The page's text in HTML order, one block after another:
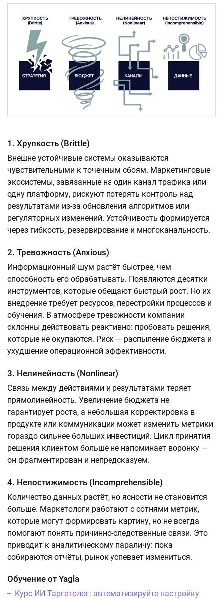
1. Хрупкость (Brittle)
Внешне устойчивые системы оказываются
чувствительными к точечным сбоям. Маркетинговые
экосистемы, завязанные на один канал трафика или
одну платформу, рискуют потерять контроль над
результатами из-за обновления алгоритмов или
регуляторных изменений. Устойчивость формируется
через гибкость, резервирование и многоканальность.
2. Тревожность (Anxious)
Информационный шум растёт быстрее, чем
способность его обрабатывать. Появляются десятки
инструментов, которые обещают быстрый рост. Но их
внедрение требует ресурсов, перестройки процессов и
обучения. В атмосфере тревожности компании
склонны действовать реактивно: пробовать решения,
которые не окупаются. Риск — распыление бюджета и
ухудшение операционной эффективности.
3. Нелинейность (Nonlinear)
Связь между действиями и результатами теряет
прямолинейность. Увеличение бюджета не
гарантирует роста, а небольшая корректировка в
продукте или коммуникации может изменить метрики
гораздо сильнее больших инвестиций. Цикл принятия
решения клиентом больше не напоминает воронку —
он фрагментирован и непредсказуем.
4. Непостижимость (Incomprehensible)
Количество данных растёт, но ясности не становится
больше. Маркетологи работают с сотнями метрик,
которые могут формировать картину, но не всегда
помогают понять причинно-следственные связи. Это
приводит к аналитическому параличу: пока
собираются отчёты, рынок успевает измениться.
Обучение от Yagla
Курс ИИ-Таргетолог: автоматизируйте настройку